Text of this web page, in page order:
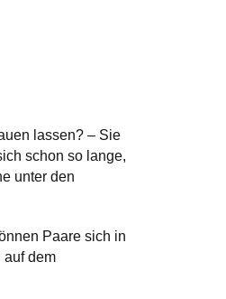
lassen? – Sie
schon so lange,
unter den
Paare sich in
auf dem